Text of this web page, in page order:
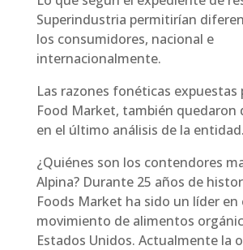
Superindustria permitirían
los consumidores, nacional e
internacionalmente.
Las razones fonéticas expuestas
Food Market, también quedaron
en el último análisis de la entidad.
¿Quiénes son los contendores
Alpina? Durante 25 años de
Foods Market ha sido un líder en
movimiento de alimentos
Estados Unidos. Actualmente la